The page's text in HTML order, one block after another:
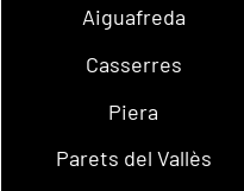
Aiguafreda
Casserres
Piera
Parets del Vallès